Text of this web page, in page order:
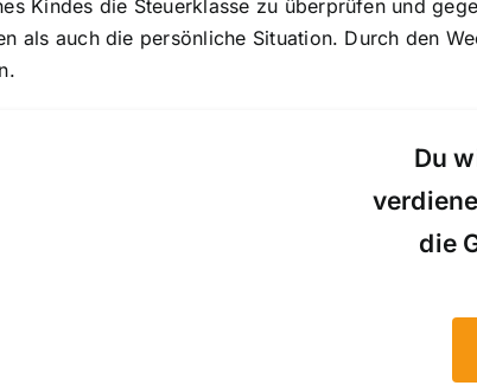
Kindes die Steuerklasse zu überprüfen und
als auch die persönliche Situation. Durch den
Du
die